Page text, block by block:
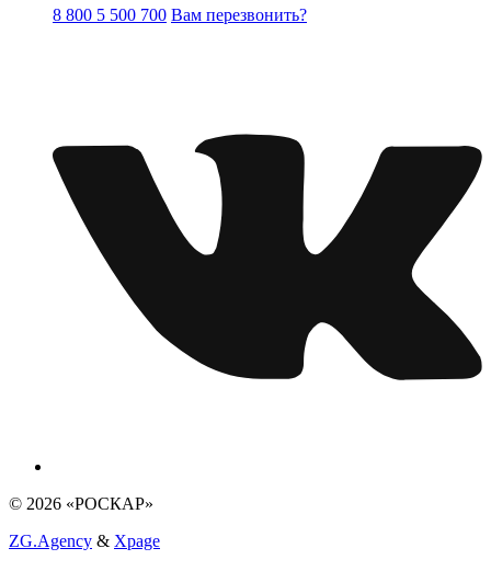
8 800 5 500 700 Вам перезвонить?
© 2026 «РОСКАР»
ZG.Agency & Xpage